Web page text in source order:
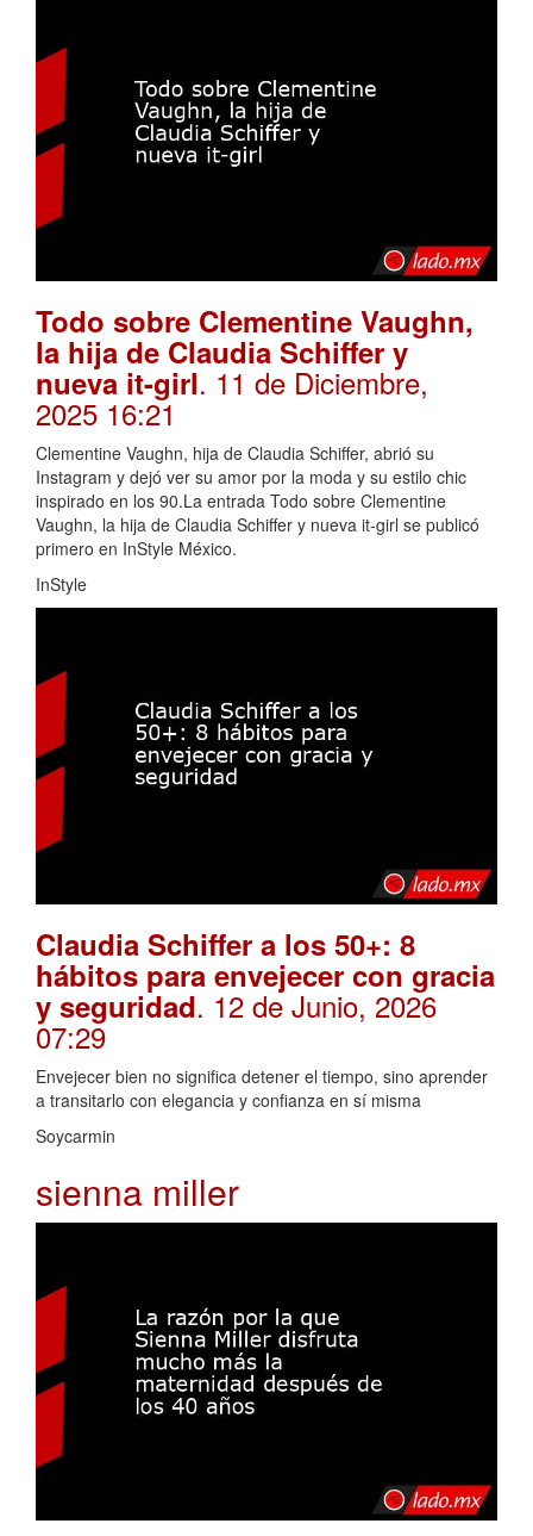
Todo sobre Clementine Vaughn,
la hija de Claudia Schiffer y
nueva it-girl. 11 de Diciembre,
2025 16:21
Clementine Vaughn, hija de Claudia Schiffer, abrió su
Instagram y dejó ver su amor por la moda y su estilo chic
inspirado en los 90.La entrada Todo sobre Clementine
Vaughn, la hija de Claudia Schiffer y nueva it-girl se publicó
primero en InStyle México.
InStyle
Claudia Schiffer a los 50+: 8
hábitos para envejecer con gracia
y seguridad. 12 de Junio, 2026
07:29
Envejecer bien no significa detener el tiempo, sino aprender
a transitarlo con elegancia y confianza en sí misma
Soycarmin
sienna miller